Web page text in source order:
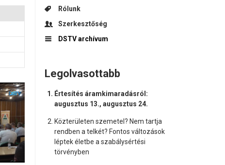
Rólunk
Szerkesztőség
DSTV archívum
Legolvasottabb
Értesítés áramkimaradásról:
augusztus 13., augusztus 24.
Közterületen szemetel? Nem tartja
rendben a telkét? Fontos változások
léptek életbe a szabálysértési
törvényben